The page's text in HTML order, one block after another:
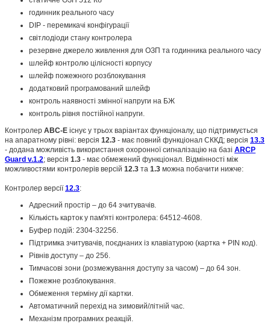
годинник реального часу
DIP - перемикачі конфігурації
світлодіоди стану контролера
резервне джерело живлення для ОЗП та годинника реального часу
шлейф контролю цілісності корпусу
шлейф пожежного розблокування
додатковий програмований шлейф
контроль наявності змінної напруги на БЖ
контроль рівня постійної напруги.
Контролер ABC-E існує у трьох варіантах функціоналу, що підтримується
на апаратному рівні: версія 12.3 - має повний функціонал СККД; версія 13.3
- додана можливість використання охоронної сигналізацію на базі ARCP
Guard v.1.2; версія 1.3 - має обмежений функціонал. Відмінності між
можливостями контролерів версій 12.3 та 1.3 можна побачити нижче:
Контролер версії12.3:
Адресний простір – до 64 зчитувачів.
Кількість карток у пам'яті контролера: 64512-4608.
Буфер подій: 2304-32256.
Підтримка зчитувачів, поєднаних із клавіатурою (картка + PIN код).
Рівнів доступу – до 256.
Тимчасові зони (розмежування доступу за часом) – до 64 зон.
Пожежне розблокування.
Обмеження терміну дії картки.
Автоматичний перехід на зимовий/літній час.
Механізм програмних реакцій.